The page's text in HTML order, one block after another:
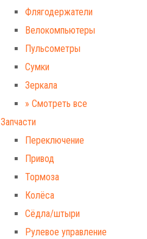
Флягодержатели
Велокомпьютеры
Пульсометры
Сумки
Зеркала
» Смотреть все
Запчасти
Переключение
Привод
Тормоза
Колёса
Сёдла/штыри
Рулевое управление